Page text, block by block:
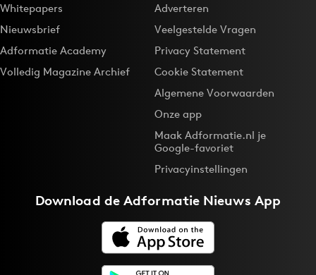
Whitepapers
Nieuwsbrief
Adformatie Academy
Volledig Magazine Archief
Adverteren
Veelgestelde Vragen
Privacy Statement
Cookie Statement
Algemene Voorwaarden
Onze app
Maak Adformatie.nl je
Google-favoriet
Privacyinstellingen
Download deAdformatie Nieuws App